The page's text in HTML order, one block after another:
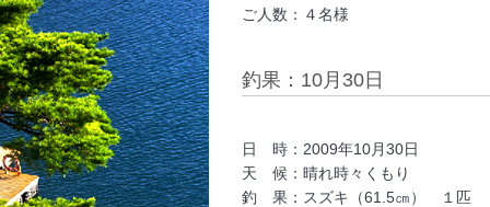
ご人数：４名様
釣果：10月30日
日 時：2009年10月30日
天 候：晴れ時々くもり
釣 果：スズキ（61.5㎝） １匹